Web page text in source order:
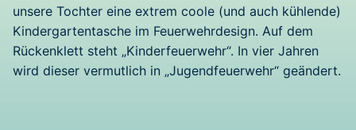
unsere Tochter eine extrem coole (und auch kühlende)
Kindergartentasche im Feuerwehrdesign. Auf dem
Rückenklett steht „Kinderfeuerwehr“. In vier Jahren
wird dieser vermutlich in „Jugendfeuerwehr“ geändert.